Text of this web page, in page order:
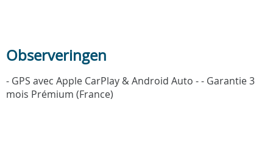
Observeringen
- GPS avec Apple CarPlay & Android Auto - - Garantie 3
mois Prémium (France)